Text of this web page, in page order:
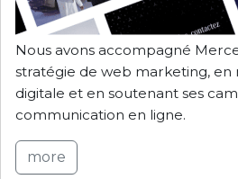
Nous avons accompagné
stratégie de web marketing, en
digitale et en soutenant ses
communication en ligne.
more